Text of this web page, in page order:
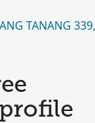
TANANG